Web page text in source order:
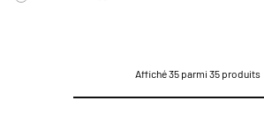
Affiché 35 parmi 35 produits